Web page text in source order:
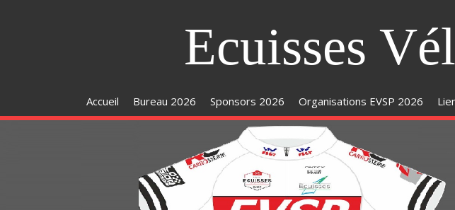
Ecuisses
Accueil Bureau 2026 Sponsors 2026 Organisations EVSP 2026